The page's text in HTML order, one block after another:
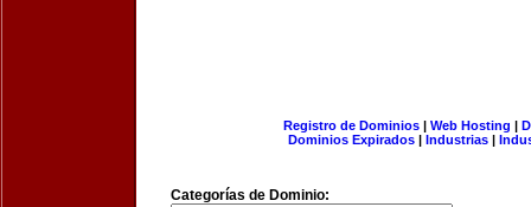
Registro de Dominios| Web Hosting |
Dominios Expirados | Industrias |
Categorías de Dominio: